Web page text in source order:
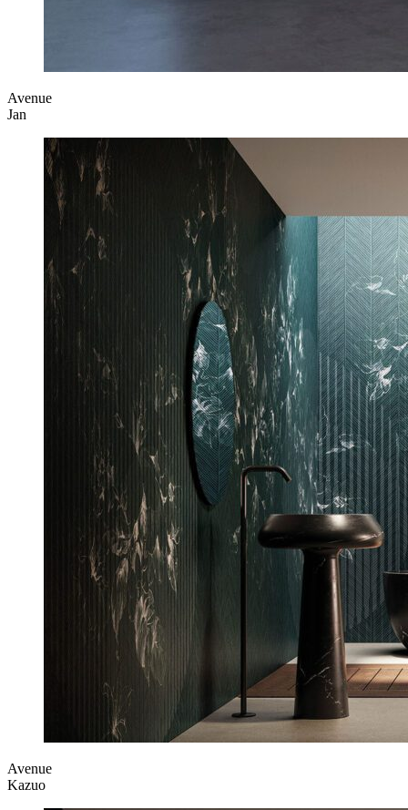
Avenue
Jan
Avenue
Kazuo